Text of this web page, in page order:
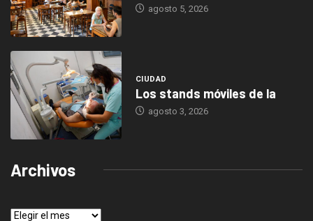
agosto 5, 2026
CIUDAD
Los stands móviles de la
agosto 3, 2026
Archivos
Archivos